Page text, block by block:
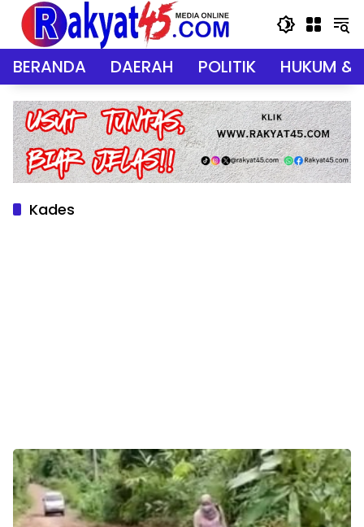
Langsung
konten
BERANDA DAERAH POLITIK HUKUM &
Kades